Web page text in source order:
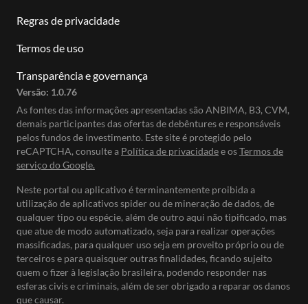
Regras de privacidade
Termos de uso
Transparência e governança
Versão: 1.0.76
As fontes das informações apresentadas são ANBIMA, B3, CVM,
demais participantes das ofertas de debêntures e responsáveis
pelos fundos de investimento. Este site é protegido pelo
reCAPTCHA, consulte a Política de privacidadee osTermos de
serviço do Google.
Neste portal ou aplicativo é terminantemente proibida a
utilização de aplicativos spider ou de mineração de dados, de
qualquer tipo ou espécie, além de outro aqui não tipificado, mas
que atue de modo automatizado, seja para realizar operações
massificadas, para qualquer uso seja em proveito próprio ou de
terceiros e para quaisquer outras finalidades, ficando sujeito
quem o fizer à legislação brasileira, podendo responder nas
esferas civis e criminais, além de ser obrigado a reparar os danos
que causar.